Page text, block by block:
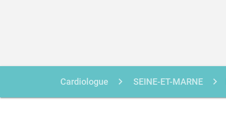
Cardiologue SEINE-ET-MARNE